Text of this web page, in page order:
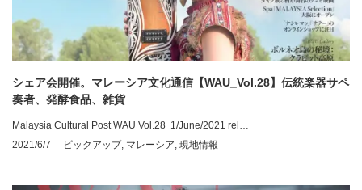
シェア会開催。マレーシア文化通信【WAU_Vol.28】伝統楽器サペ
奏者、発酵食品、雑貨
Malaysia Cultural Post WAU Vol.28 1/June/2021 rel…
2021/6/7
ピックアップ, マレーシア 現地情報